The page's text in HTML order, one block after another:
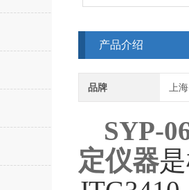
产品介绍
品牌 上
SYP-
定仪器